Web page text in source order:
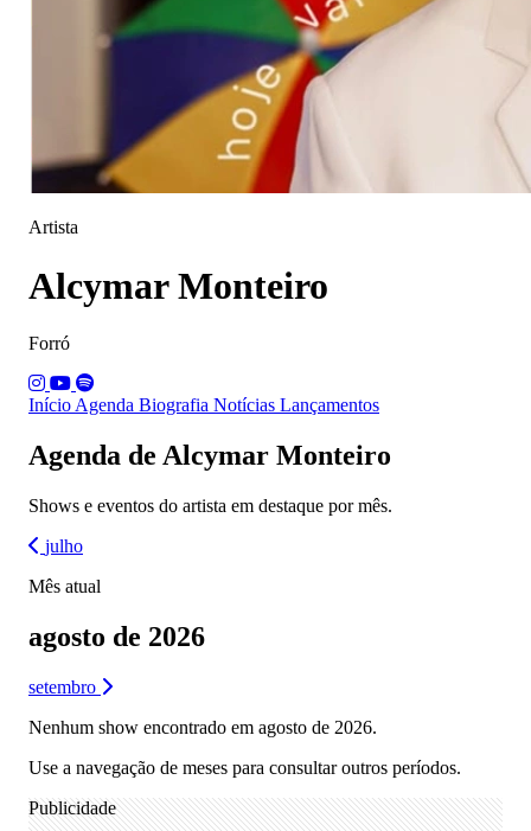
Artista
Alcymar Monteiro
Forró
Início Agenda Biografia Notícias Lançamentos
Agenda de Alcymar Monteiro
Shows e eventos do artista em destaque por mês.
julho
Mês atual
agosto de 2026
setembro
Nenhum show encontrado em agosto de 2026.
Use a navegação de meses para consultar outros períodos.
Publicidade